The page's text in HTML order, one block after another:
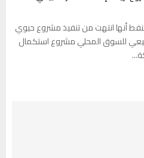
أنها انتهت من تنفيذ مشروع حيوي
للسوق المحلي مشروع استكمال